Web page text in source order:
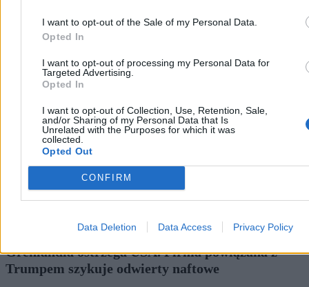
I want to opt-out of the Sale of my Personal Data.
Opted In
I want to opt-out of processing my Personal Data for
Targeted Advertising.
Opted In
I want to opt-out of Collection, Use, Retention, Sale,
and/or Sharing of my Personal Data that Is
Unrelated with the Purposes for which it was
collected.
Opted Out
CONFIRM
Data Deletion Data Access Privacy Policy
Świat
Grenlandia ostrzega USA. Firma powiązana z
Trumpem szykuje odwierty naftowe